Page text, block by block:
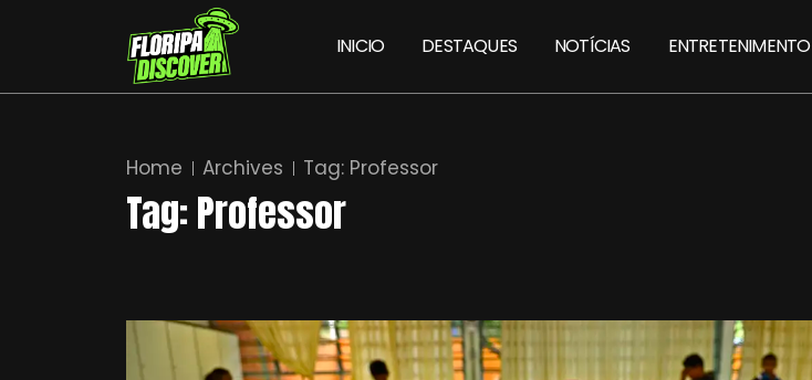
INICIO DESTAQUES NOTÍCIAS ENTRETENIMENTO
Home Archives Tag: Professor
Tag:Professor